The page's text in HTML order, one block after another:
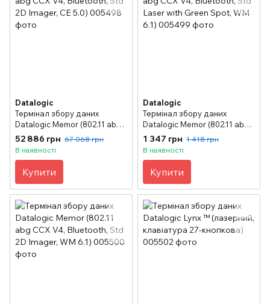
Datalogic
Термінал збору даних
Datalogic Memor (802.11 abg
CCX V4, Bluetooth, Std 2D
Imager, CE 5.0)
52 886 грн 67 068 грн
В наявності
Купити
Datalogic
Термінал збору даних
Datalogic Memor (802.11 abg
CCX V4, Bluetooth, Std Laser
with Green Spot, WM 6.1)
1 347 грн 1 418 грн
В наявності
Купити